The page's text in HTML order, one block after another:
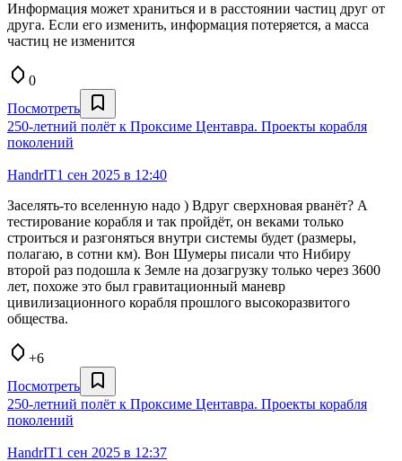
Информация может храниться и в расстоянии частиц друг от
друга. Если его изменить, информация потеряется, а масса
частиц не изменится
0
Посмотреть
250-летний полёт к Проксиме Центавра. Проекты корабля
поколений
HandrIT1 сен 2025 в 12:40
Заселять-то вселенную надо ) Вдруг сверхновая рванёт? А
тестирование корабля и так пройдёт, он веками только
строиться и разгоняться внутри системы будет (размеры,
полагаю, в сотни км). Вон Шумеры писали что Нибиру
второй раз подошла к Земле на дозагрузку только через 3600
лет, похоже это был гравитационный маневр
цивилизационного корабля прошлого высокоразвитого
общества.
+6
Посмотреть
250-летний полёт к Проксиме Центавра. Проекты корабля
поколений
HandrIT1 сен 2025 в 12:37